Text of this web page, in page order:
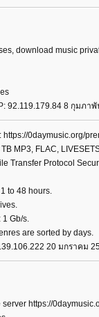
download music
92.119.179.84 8 กุมภาพั
0daymusic.org/
MP3, FLAC,
Transfer Protocol
to 48 hours.
Gb/s.
are sorted by days.
20 มกราคม
https://